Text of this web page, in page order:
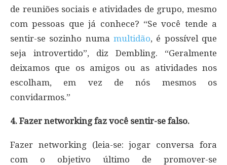
de reuniões sociais e atividades de grupo, mesmo
com pessoas que já conhece? “Se você tende a
sentir-se sozinho numa multidão, é possível que
seja introvertido”, diz Dembling. “Geralmente
deixamos que os amigos ou as atividades nos
escolham, em vez de nós mesmos os
convidarmos.”
4. Fazer networking faz você sentir-se falso.
Fazer networking (leia-se: jogar conversa fora
com o objetivo último de promover-se